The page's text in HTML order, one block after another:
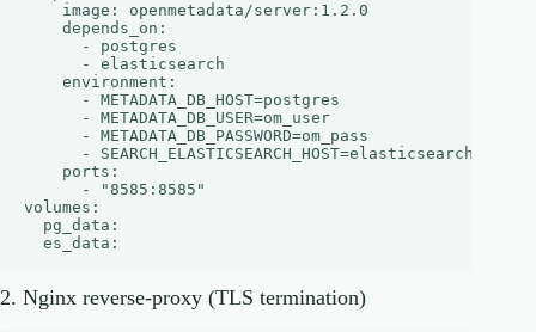
    image: openmetadata/server:1.2.0
    depends_on:
      - postgres
      - elasticsearch
    environment:
      - METADATA_DB_HOST=postgres
      - METADATA_DB_USER=om_user
      - METADATA_DB_PASSWORD=om_pass
      - SEARCH_ELASTICSEARCH_HOST=elasticsearch
    ports:
      - "8585:8585"
volumes:
  pg_data:
2. Nginx reverse‑proxy (TLS termination)